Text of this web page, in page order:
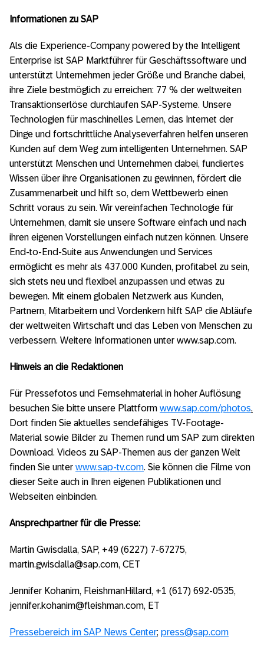
Informationen zu SAP
Als die Experience-Company powered by the Intelligent
Enterprise ist SAP Marktführer für Geschäftssoftware und
unterstützt Unternehmen jeder Größe und Branche dabei,
ihre Ziele bestmöglich zu erreichen: 77 % der weltweiten
Transaktionserlöse durchlaufen SAP-Systeme. Unsere
Technologien für maschinelles Lernen, das Internet der
Dinge und fortschrittliche Analyseverfahren helfen unseren
Kunden auf dem Weg zum intelligenten Unternehmen. SAP
unterstützt Menschen und Unternehmen dabei, fundiertes
Wissen über ihre Organisationen zu gewinnen, fördert die
Zusammenarbeit und hilft so, dem Wettbewerb einen
Schritt voraus zu sein. Wir vereinfachen Technologie für
Unternehmen, damit sie unsere Software einfach und nach
ihren eigenen Vorstellungen einfach nutzen können. Unsere
End-to-End-Suite aus Anwendungen und Services
ermöglicht es mehr als 437.000 Kunden, profitabel zu sein,
sich stets neu und flexibel anzupassen und etwas zu
bewegen. Mit einem globalen Netzwerk aus Kunden,
Partnern, Mitarbeitern und Vordenkern hilft SAP die Abläufe
der weltweiten Wirtschaft und das Leben von Menschen zu
verbessern. Weitere Informationen unter www.sap.com.
Hinweis an die Redaktionen
Für Pressefotos und Fernsehmaterial in hoher Auflösung
besuchen Sie bitte unsere Plattform www.sap.com/photos.
Dort finden Sie aktuelles sendefähiges TV-Footage-
Material sowie Bilder zu Themen rund um SAP zum direkten
Download. Videos zu SAP-Themen aus der ganzen Welt
finden Sie unter www.sap-tv.com. Sie können die Filme von
dieser Seite auch in Ihren eigenen Publikationen und
Webseiten einbinden.
Ansprechpartner für die Presse:
Martin Gwisdalla, SAP, +49 (6227) 7-67275,
martin.gwisdalla@sap.com, CET
Jennifer Kohanim, FleishmanHillard, +1 (617) 692-0535,
jennifer.kohanim@fleishman.com, ET
Pressebereich im SAP News Center; press@sap.com